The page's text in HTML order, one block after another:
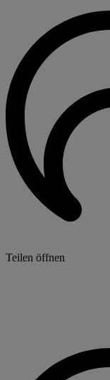
Teilen öffnen